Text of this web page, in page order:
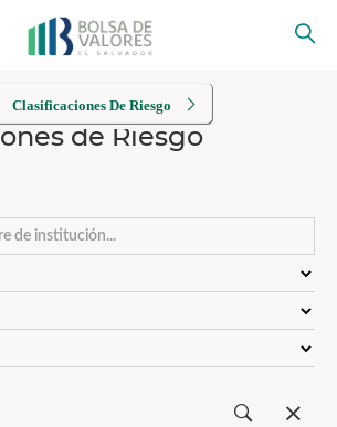
Clasificaciones De Riesgo
de Riesgo